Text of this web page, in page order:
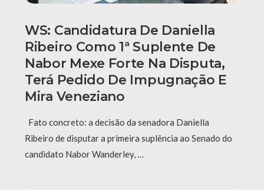
WS: Candidatura De Daniella
Ribeiro Como 1ª Suplente De
Nabor Mexe Forte Na Disputa,
Terá Pedido De Impugnação E
Mira Veneziano
Fato concreto: a decisão da senadora Daniella
Ribeiro de disputar a primeira suplência ao Senado do
candidato Nabor Wanderley, …